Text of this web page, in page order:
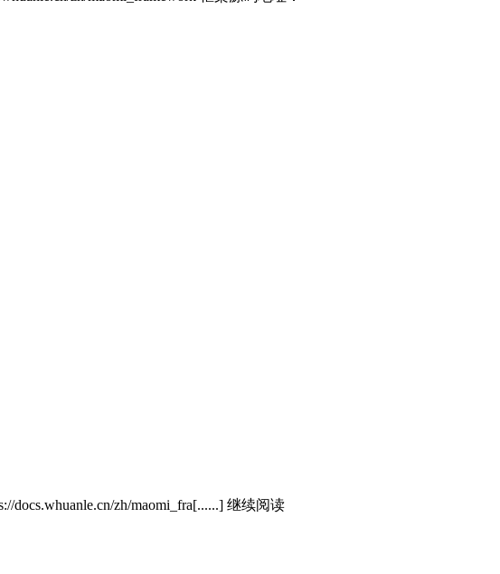
docs.whuanle.cn/zh/maomi_fra[......] 继续阅读